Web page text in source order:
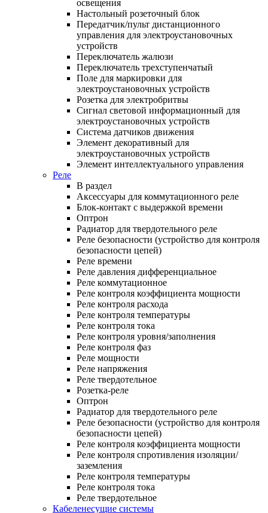
освещения
Настольный розеточный блок
Передатчик/пульт дистанционного
управления для электроустановочных
устройств
Переключатель жалюзи
Переключатель трехступенчатый
Поле для маркировки для
электроустановочных устройств
Розетка для электробритвы
Сигнал световой информационный для
электроустановочных устройств
Система датчиков движения
Элемент декоративный для
электроустановочных устройств
Элемент интеллектуального управления
Реле
В раздел
Аксессуары для коммутационного реле
Блок-контакт с выдержкой времени
Оптрон
Радиатор для твердотельного реле
Реле безопасности (устройство для контроля
безопасности цепей)
Реле времени
Реле давления дифференциальное
Реле коммутационное
Реле контроля коэффициента мощности
Реле контроля расхода
Реле контроля температуры
Реле контроля тока
Реле контроля уровня/заполнения
Реле контроля фаз
Реле мощности
Реле напряжения
Реле твердотельное
Розетка-реле
Оптрон
Радиатор для твердотельного реле
Реле безопасности (устройство для контроля
безопасности цепей)
Реле контроля коэффициента мощности
Реле контроля спротивления изоляции/
заземления
Реле контроля температуры
Реле контроля тока
Реле твердотельное
Кабеленесущие системы